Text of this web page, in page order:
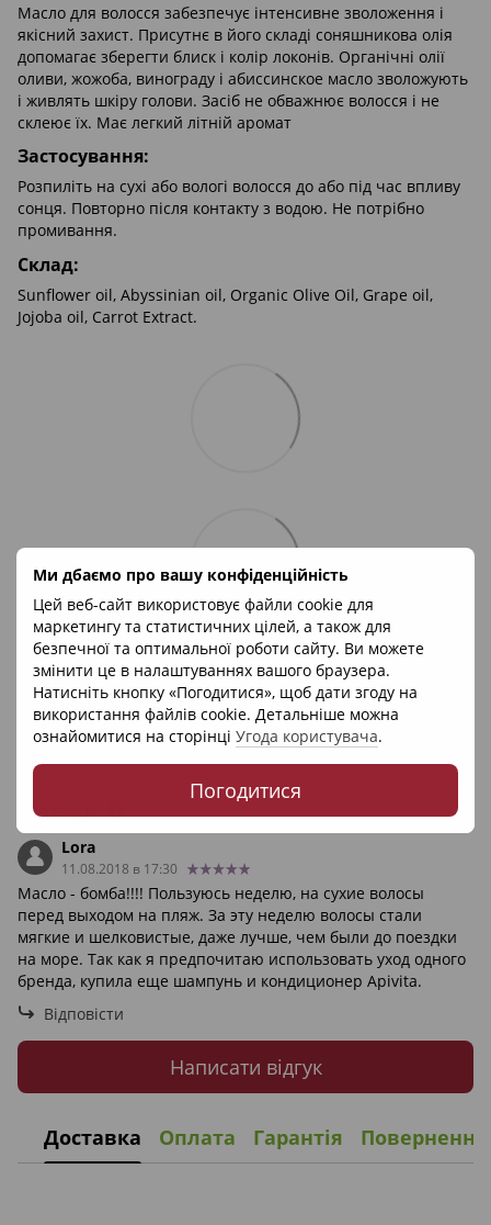
Ми дбаємо про вашу конфіденційність
Цей веб-сайт використовує файли cookie для
маркетингу та статистичних цілей, а також для
безпечної та оптимальної роботи сайту. Ви можете
змінити це в налаштуваннях вашого браузера.
Натисніть кнопку «Погодитися», щоб дати згоду на
використання файлів cookie. Детальніше можна
ознайомитися на сторінці Угода користувача.
Погодитися
Масло для волосся забезпечує інтенсивне зволоження і
якісний захист. Присутнє в його складі соняшникова олія
допомагає зберегти блиск і колір локонів. Органічні олії
оливи, жожоба, винограду і абиссинское масло зволожують
і живлять шкіру голови. Засіб не обважнює волосся і не
склеює їх. Має легкий літній аромат
Застосування:
Розпиліть на сухі або вологі волосся до або під час впливу
сонця. Повторно після контакту з водою. Не потрібно
промивання.
Склад:
Sunflower oil, Abyssinian oil, Organic Olive Oil, Grape oil,
Jojoba oil, Carrot Extract.
Відгуки
Lora
11.08.2018 в 17:30
Масло - бомба!!!! Пользуюсь неделю, на сухие волосы
перед выходом на пляж. За эту неделю волосы стали
мягкие и шелковистые, даже лучше, чем были до поездки
на море. Так как я предпочитаю использовать уход одного
бренда, купила еще шампунь и кондиционер Apivita.
Відповісти
Написати відгук
Доставка Оплата Гарантія Повернення